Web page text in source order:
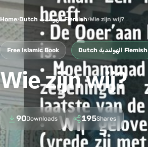
Home› Dutch الهولندية Flemish›Wie zijn wij?
Free Islamic Book Dutch الهولندية Flemish
Wie zijn wij?
90Downloads 195Shares